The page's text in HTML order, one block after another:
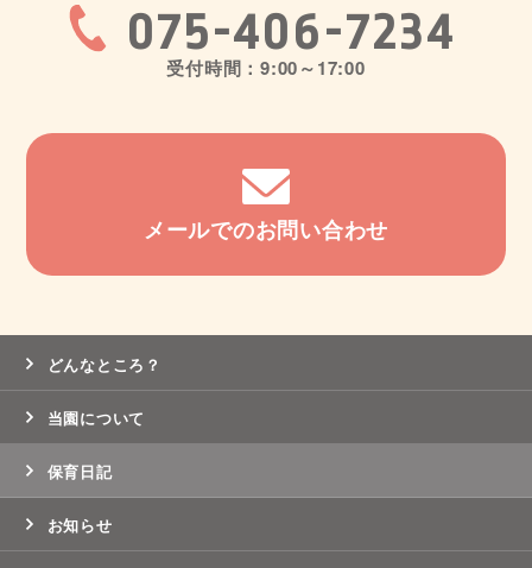
075-406-7234
受付時間：9:00～17:00
メールでのお問い合わせ
どんなところ？
当園について
保育日記
お知らせ